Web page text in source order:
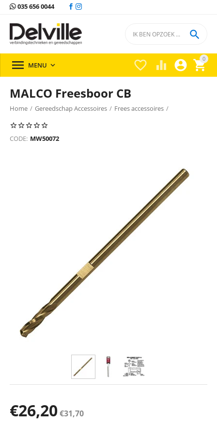
035 656 0044
0


 

 MENU 
MALCO Freesboor CB
Home / Gereedschap Accessoires / Frees accessoires /
CODE: MW50072
€26,20€31,70